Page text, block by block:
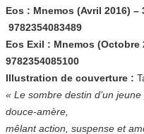
Eos : Mnemos (Avril 2016) –
9782354083489
Eos Exil : Mnemos (Octobre
9782354085100
Illustration de couverture :
« Le sombre destin d’un
douce-amère,
mêlant action, suspense et